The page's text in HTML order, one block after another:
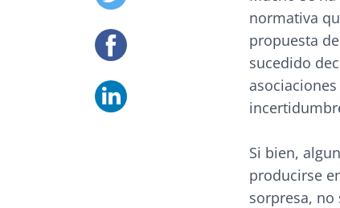
normativa
propuesta
sucedido
Si bien,
producirse
sorpresa, no